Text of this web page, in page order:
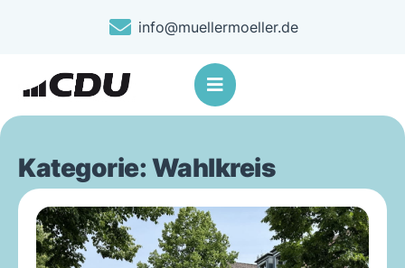
info@muellermoeller.de
Kategorie: Wahlkreis